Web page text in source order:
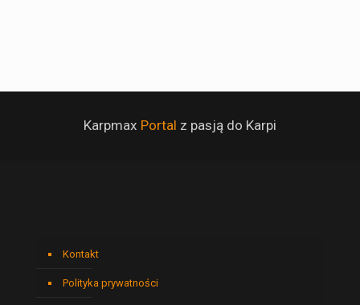
Karpmax Portal z pasją do Karpi
Kontakt
Polityka prywatności